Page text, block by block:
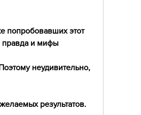
попробовавших этот
правда и мифы
неудивительно,
результатов.